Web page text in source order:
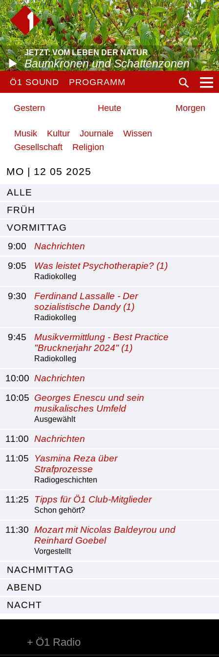
JETZT: VOM LEBEN DER NATUR
Baumkronen und Schattenzonen
Ö1 SOUND PROGRAMM
Gestern Heute Morgen
Musik Kultur Journale
Wissen
Gesellschaft
Religion
MO | 12 05 2025
ALLE
FRÜH
VORMITTAG
9:00
Nachrichten
9:05
Was leistet Psychotherapie? (1)
Radiokolleg
9:30
Ferdinand Lassalle - Der
sozialistische Dandy (1)
Radiokolleg
9:45
Musikvermittlung - Best Practice
"Brucknerjahr 2024" (1)
Radiokolleg
10:00 Nachrichten
10:05 Georges Enescu und sein
musikalisches Umfeld
Ausgewählt
11:00 Nachrichten
11:05
Yasmina Reza über
Strafprozesse
Radiogeschichten
11:25 Tipps für Ö1 Club-Mitglieder
Schon gehört?
11:30 Mozart mit Nicolas Baldeyrou und
Reinhard Goebel
Vorgestellt
NACHMITTAG
ABEND
NACHT
Ö1 Radio